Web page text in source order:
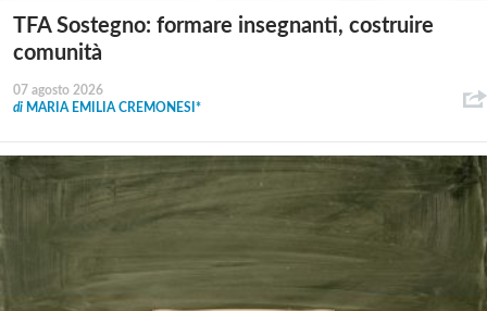
TFA Sostegno: formare insegnanti, costruire
comunità
07 agosto 2026
di MARIA EMILIA CREMONESI*